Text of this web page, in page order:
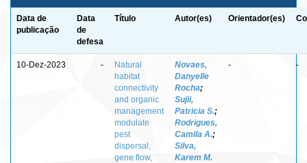
Data de
publicação
Data
de
defesa
Título Autor(es) Orientador(es)
10-Dez-2023 -
Natural
habitat
connectivity
and organic
management
modulate
pest
dispersal,
gene flow,
Novaes,
Danyelle
Rocha;
Sujii,
Patricia S.;
Rodrigues,
Camila A.;
Silva,
Karem M.
- -